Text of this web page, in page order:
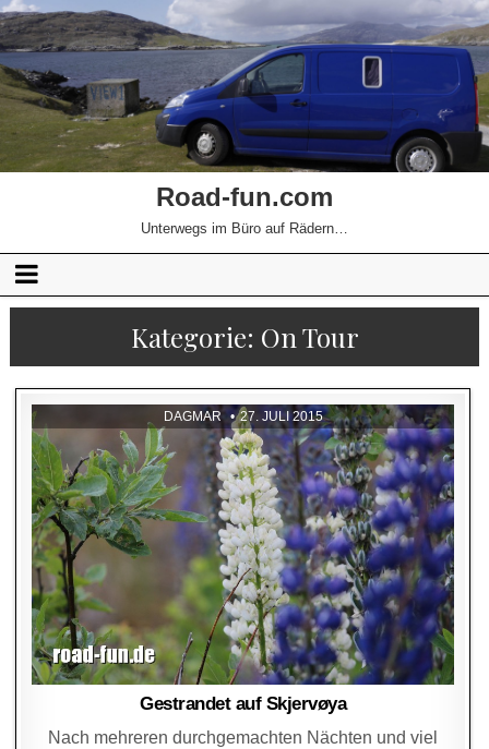
Road-fun.com
Unterwegs im Büro auf Rädern…
Kategorie: On Tour
DAGMAR 27. JULI 2015
Gestrandet auf Skjervøya
Nach mehreren durchgemachten Nächten und viel